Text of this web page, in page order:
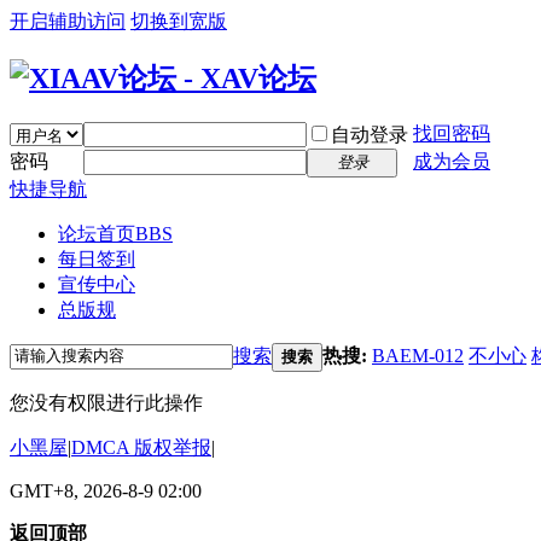
开启辅助访问 切换到宽版
自动登录 找回密码
密码
登录
成为会员
快捷导航
论坛首页BBS
每日签到
宣传中心
总版规
搜索 搜索 热搜: BAEM-012 不小心
您没有权限进行此操作
小黑屋|DMCA 版权举报|
GMT+8, 2026-8-9 02:00
返回顶部